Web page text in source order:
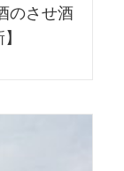
のさせ酒